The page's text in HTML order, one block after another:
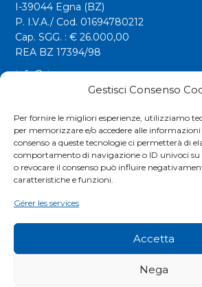
Gestisci Consenso
Per fornire le migliori esperienze, utilizziamo
per memorizzare e/o accedere alle informazioni
consenso a queste tecnologie ci permetterà di
comportamento di navigazione o ID univoci su
o revocare il consenso può influire
caratteristiche e funzioni.
Gérer les services
Accetta
Nega
I-39044 Egna (BZ)
P. I.V.A./ Cod. 01694780212
Cap. SGG. : € 26.000,00
REA BZ 17394/98
info@riwega.com
riwega@legalmail.it
Fax. +39 0471 827555
Social